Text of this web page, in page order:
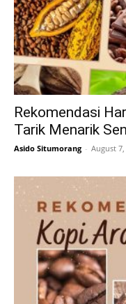
Rekomendasi
Tarik Menarik
Asido Situmorang - August 7,